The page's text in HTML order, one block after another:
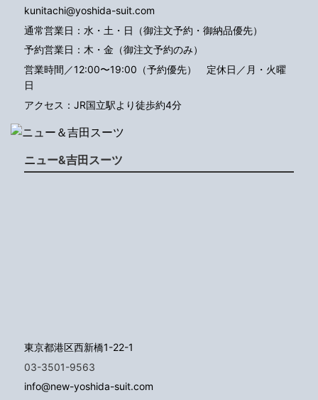
kunitachi@yoshida-suit.com
通常営業日：水・土・日（御注文予約・御納品優先）
予約営業日：木・金（御注文予約のみ）
営業時間／12:00〜19:00（予約優先） 定休日／月・火曜
日
アクセス：JR国立駅より徒歩約4分
ニュー&吉田スーツ
東京都港区西新橋1-22-1
03-3501-9563
info@new-yoshida-suit.com